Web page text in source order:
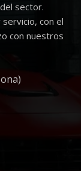
sector.
con el
con nuestros